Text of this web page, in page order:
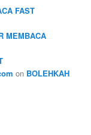
FAST
MEMBACA
on BOLEHKAH